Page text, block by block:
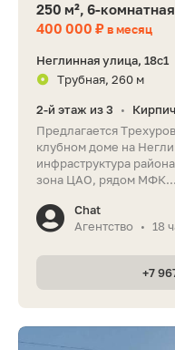
250 м², 6-
400 000 ₽в месяц
Неглинная улица, 18с1
Трубная, 260 м
2-й этаж из 3 • Кирпич
Предлагается
клубном доме на
инфраструктура
зона ЦАО, рядом МФК...
Chat
Агентство
• 18
+7